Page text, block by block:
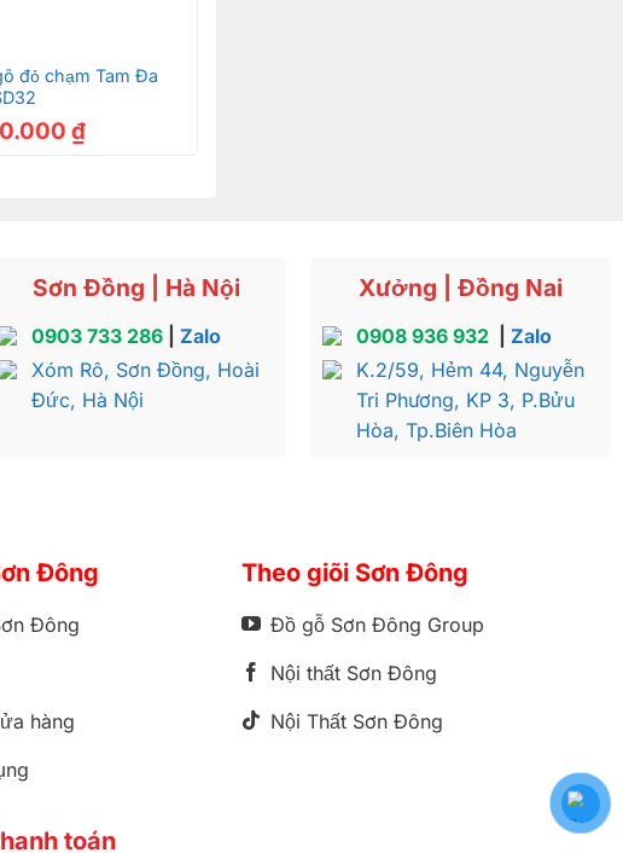
đỏ chạm Tam Đa
₫
Sơn Đồng | Hà Nội
0903 733 286 |Zalo
Xóm Rô, Sơn Đồng, Hoài
Đức, Hà Nội
Xưởng | Đồng Nai
0908 936 932
Zalo
K.2/59, Hẻm 44, Nguyễn
Tri Phương, KP 3, P.Bửu
Hòa, Tp.Biên Hòa
Đông
Đông
hàng
Theo giõi Sơn Đông
Đồ gỗ Sơn Đông Group
Nội thất Sơn Đông
Nội Thất Sơn Đông
toán